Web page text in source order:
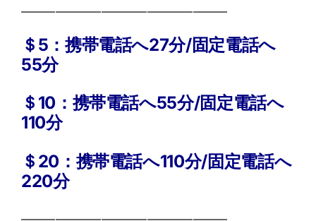
——————————————————
＄5：携帯電話へ27分/固定電話へ
55分
＄10：携帯電話へ55分/固定電話へ
110分
＄20：携帯電話へ110分/固定電話へ
220分